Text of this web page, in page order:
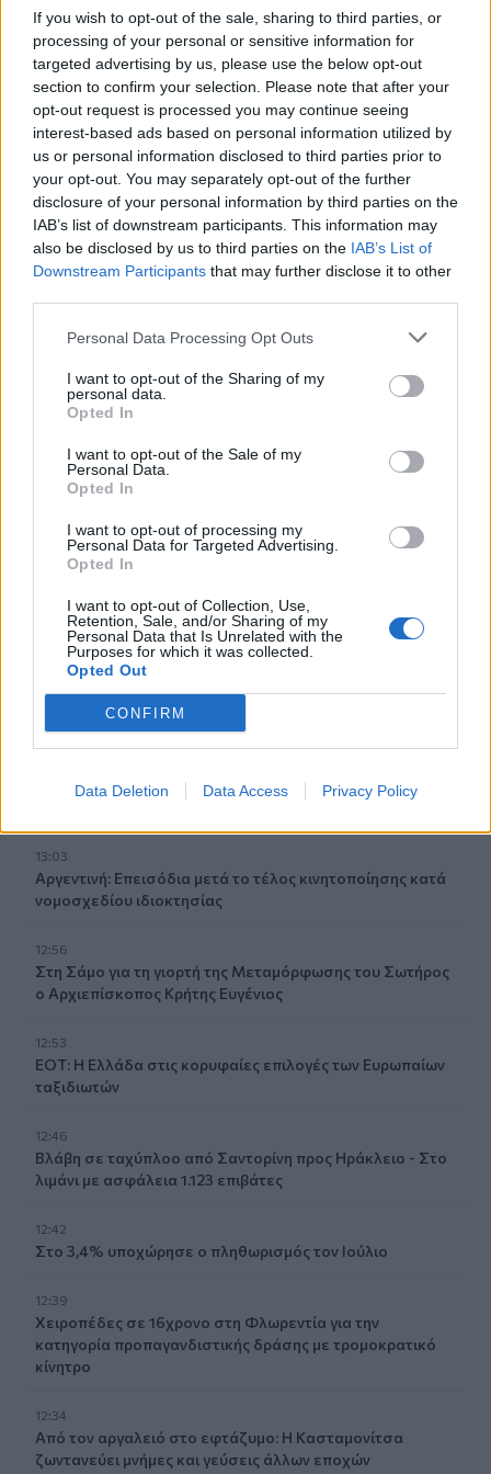
If you wish to opt-out of the sale, sharing to third parties, or
processing of your personal or sensitive information for
targeted advertising by us, please use the below opt-out
section to confirm your selection. Please note that after your
opt-out request is processed you may continue seeing
interest-based ads based on personal information utilized by
us or personal information disclosed to third parties prior to
your opt-out. You may separately opt-out of the further
disclosure of your personal information by third parties on the
IAB’s list of downstream participants. This information may
also be disclosed by us to third parties on the IAB’s List of
Downstream Participants that may further disclose it to other
Personal Data Processing Opt Outs
I want to opt-out of the Sharing of my
personal data.
Opted In
I want to opt-out of the Sale of my
Personal Data.
Opted In
I want to opt-out of processing my
Personal Data for Targeted Advertising.
Opted In
I want to opt-out of Collection, Use,
Retention, Sale, and/or Sharing of my
Personal Data that Is Unrelated with the
Purposes for which it was collected.
Opted Out
CONFIRM
Data Deletion Data Access Privacy Policy
Σελιδοποίηση
Προηγούμενη σελίδα
Current page
1 Next page
Ροή ειδήσεων Δημοφιλή
13:30
"Μπλόκο" στις διακοπές ηλεκτροδότησης στον Πλατανιά
μέσα στην τουριστική περίοδο
Συνελήφθη πρώην κυβερνήτης στο Μεξικό για την
Σαμαριά: Νέα παρέμβαση Καλογερή για τα κλεισίματα
του Φαραγγιού - "Πολλές φορές είναι αδικαιολόγητα"
Συνελήφθη στη Γερμανία ένας από τους εκτελεστές της
«Greek Mafia» - Κατηγορείται και για τη δολοφονία
Ζαμπούνη
Κρητικές γεύσεις και μουσική παράδοση σε μια
13:03
Αργεντινή: Επεισόδια μετά το τέλος κινητοποίησης κατά
νομοσχεδίου ιδιοκτησίας
12:56
Στη Σάμο για τη γιορτή της Μεταμόρφωσης του Σωτήρος
ο Αρχιεπίσκοπος Κρήτης Ευγένιος
12:53
ΕΟΤ: Η Ελλάδα στις κορυφαίες επιλογές των Ευρωπαίων
ταξιδιωτών
12:46
Βλάβη σε ταχύπλοο από Σαντορίνη προς Ηράκλειο - Στο
λιμάνι με ασφάλεια 1.123 επιβάτες
12:42
Στο 3,4% υποχώρησε ο πληθωρισμός τον Ιούλιο
12:39
Xειροπέδες σε 16χρονο στη Φλωρεντία για την
κατηγορία προπαγανδιστικής δράσης με τρομοκρατικό
κίνητρο
12:34
Από τον αργαλειό στο εφτάζυμο: Η Κασταμονίτσα
ζωντανεύει μνήμες και γεύσεις άλλων εποχών